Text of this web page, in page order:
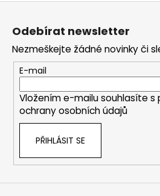
Odebírat newsletter
Nezmeškejte žádné novinky či
E-mail
Vložením e-mailu souhlasíte s
ochrany osobních údajů
PŘIHLÁSIT SE